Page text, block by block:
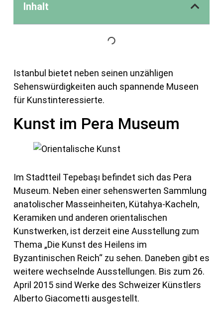
Inhalt
Istanbul bietet neben seinen unzähligen
Sehenswürdigkeiten auch spannende Museen
für Kunstinteressierte.
Kunst im Pera Museum
Im Stadtteil Tepebaşı befindet sich das Pera
Museum. Neben einer sehenswerten Sammlung
anatolischer Masseinheiten, Kütahya-Kacheln,
Keramiken und anderen orientalischen
Kunstwerken, ist derzeit eine Ausstellung zum
Thema „Die Kunst des Heilens im
Byzantinischen Reich“ zu sehen. Daneben gibt es
weitere wechselnde Ausstellungen. Bis zum 26.
April 2015 sind Werke des Schweizer Künstlers
Alberto Giacometti ausgestellt.